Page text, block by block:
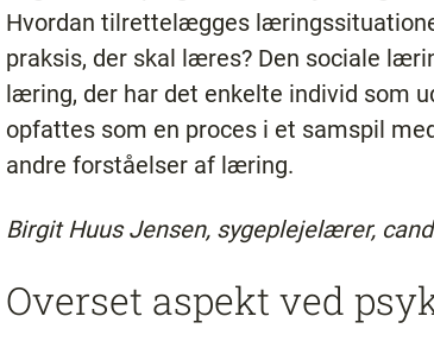
Hvordan tilrettelægges
praksis, der skal læres? Den sociale
læring, der har det enkelte individ som
opfattes som en proces i et samspil
andre forståelser af læring.
Birgit Huus Jensen, sygeplejelærer,
Overset aspekt ved